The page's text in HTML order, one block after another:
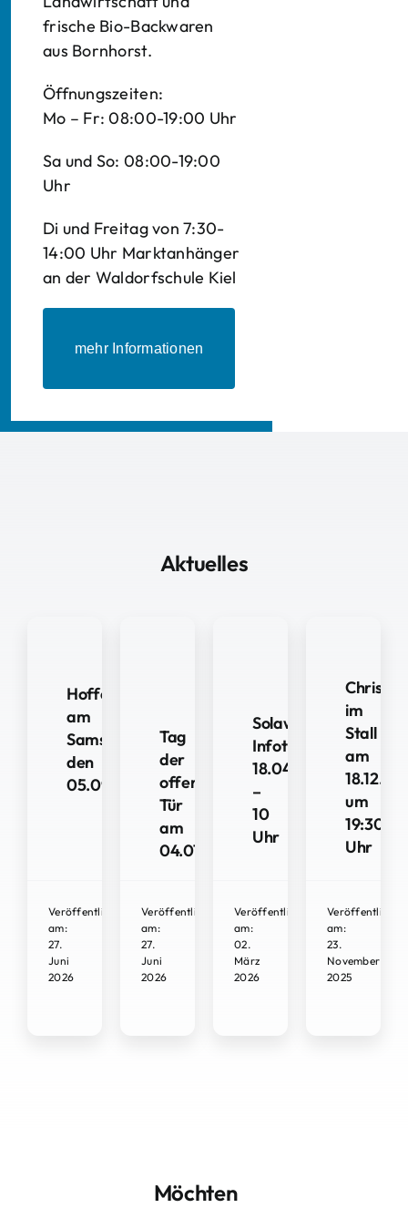
frische Bio-Backwaren
aus Bornhorst.
Öffnungszeiten:
Mo – Fr: 08:00-19:00 Uhr
Sa und So: 08:00-19:00
Uhr
Di und Freitag von 7:30-
14:00 Uhr Marktanhänger
an der Waldorfschule Kiel
mehr Informationen
Aktuelles
Hoffest
am
Samstag
den
05.09.2026
Veröffentlicht
am:
27.
Juni
2026
Tag
der
offenen
Tür
am
04.07.2026
Veröffentlicht
am:
27.
Juni
2026
Solawi
Infotag
18.04.2026
–
10
Uhr
Veröffentlicht
am:
02.
März
2026
im
Stall
am
18.12.
um
19:30
Uhr
Veröffentlicht
am:
23.
November
2025
Möchten